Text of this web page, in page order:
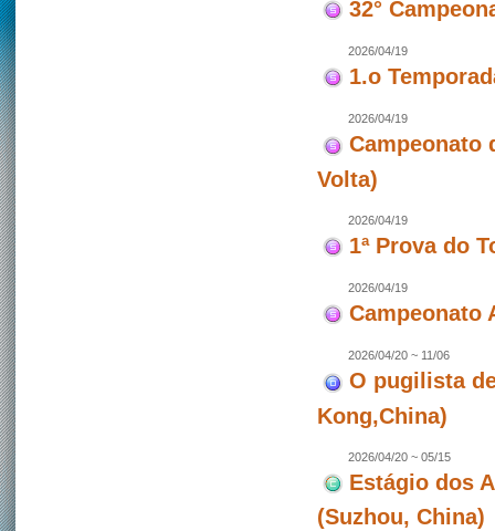
32°
2026/04/19
1.o
2026/04/19
Campeonato
Volta)
2026/04/19
1ª Prova do
2026/04/19
Campeonato
2026/04/20 ~ 11/06
O pugilista
Kong,China)
2026/04/20 ~ 05/15
Estágio dos
(Suzhou, China)